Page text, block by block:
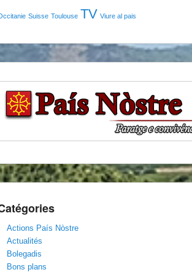
Suisse Toulouse TV Viure al pais
Actions País Nòstre
Actualités
Bolegadis
Bons plans